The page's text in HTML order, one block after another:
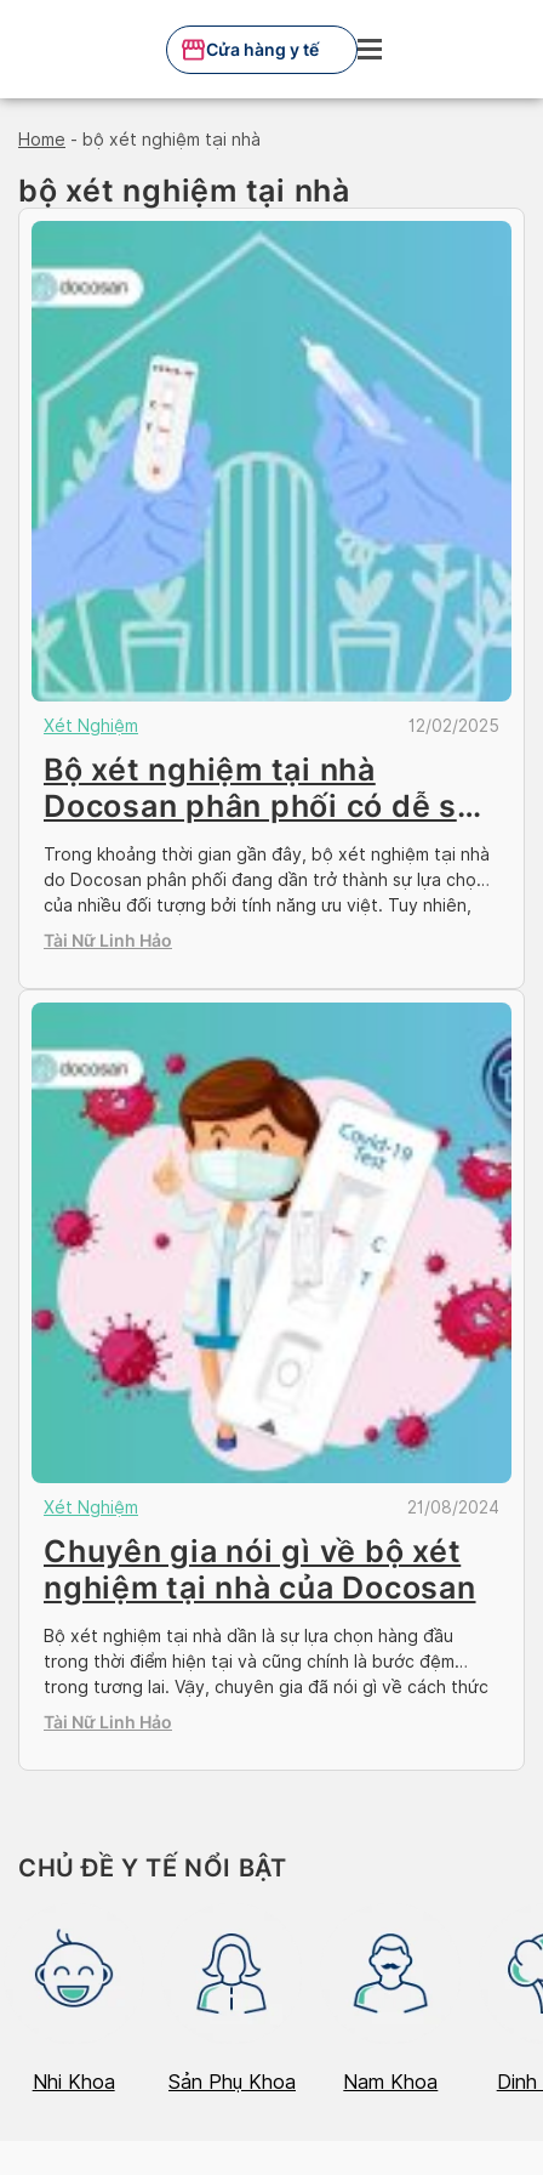
Cửa hàng y tế
Home - bộ xét nghiệm tại nhà
bộ xét nghiệm tại nhà
Xét Nghiệm 12/02/2025
Bộ xét nghiệm tại nhà
Docosan phân phối có dễ sử
dụng không?
Trong khoảng thời gian gần đây, bộ xét nghiệm tại nhà
do Docosan phân phối đang dần trở thành sự lựa chọn
của nhiều đối tượng bởi tính năng ưu việt. Tuy nhiên,
trên thực tế liệu bộ xét nghiệm này có dễ sử dụng, kết
Tài Nữ Linh Hảo
Xét Nghiệm 21/08/2024
Chuyên gia nói gì về bộ xét
nghiệm tại nhà của Docosan
Bộ xét nghiệm tại nhà dần là sự lựa chọn hàng đầu
trong thời điểm hiện tại và cũng chính là bước đệm
trong tương lai. Vậy, chuyên gia đã nói gì về cách thức
thực hiện và mức độ chính xác của bộ kiểm tra sức khỏe
Tài Nữ Linh Hảo
CHỦ ĐỀ Y TẾ NỔI BẬT
Nhi Khoa Sản Phụ Khoa Nam Khoa Dinh